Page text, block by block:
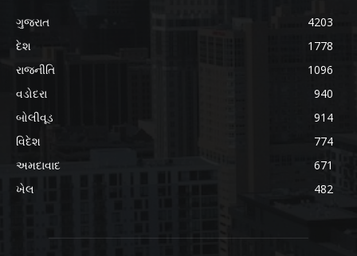
ગુજરાત
4203
દેશ
1778
રાજનીતિ
1096
વડોદરા
940
બોલીવૂડ
914
વિદેશ
774
અમદાવાદ
671
ખેલ
482